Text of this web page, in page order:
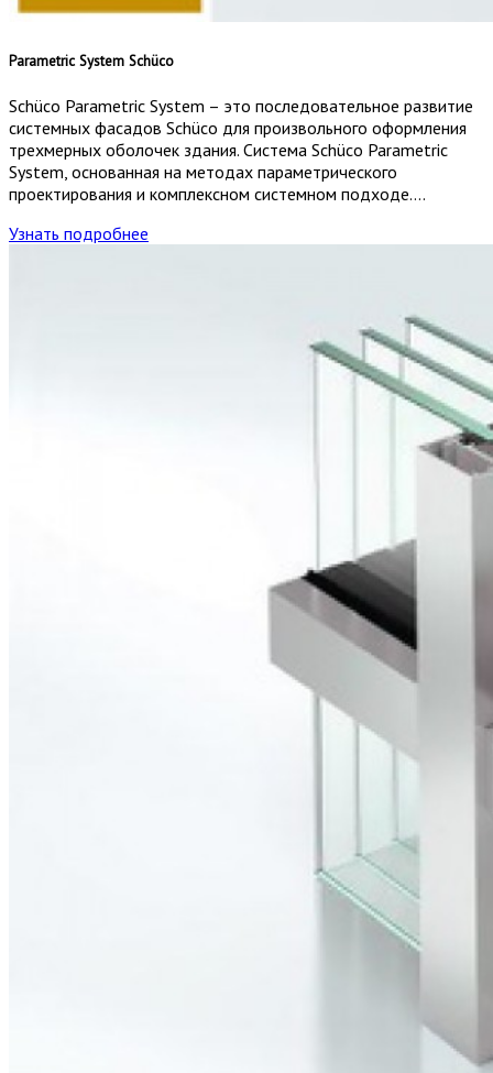
Parametric System Schüco
Schüco Parametric System – это последовательное развитие
системных фасадов Schüco для произвольного оформления
трехмерных оболочек здания. Система Schüco Parametric
System, основанная на методах параметрического
проектирования и комплексном системном подходе….
Узнать подробнее